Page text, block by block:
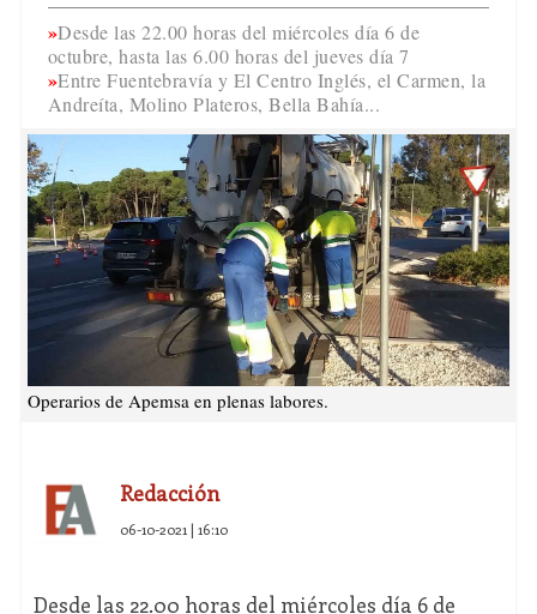
Desde las 22.00 horas del miércoles día 6 de
octubre, hasta las 6.00 horas del jueves día 7
Entre Fuentebravía y El Centro Inglés, el Carmen, la
Andreíta, Molino Plateros, Bella Bahía...
Operarios de Apemsa en plenas labores.
Redacción
06-10-2021 | 16:10
Desde las 22.00 horas del miércoles día 6 de